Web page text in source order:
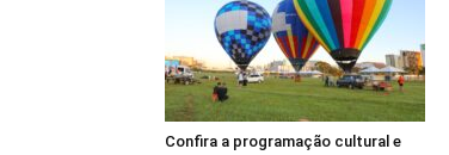
Confira a programação cultural e